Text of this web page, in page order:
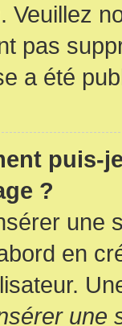
Veuillez
pas
a été
puis-
?
une
en
une